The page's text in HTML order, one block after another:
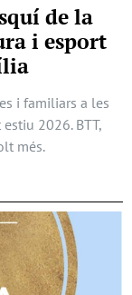
de la
i esport
i familiars a les
2026. BTT,
més.